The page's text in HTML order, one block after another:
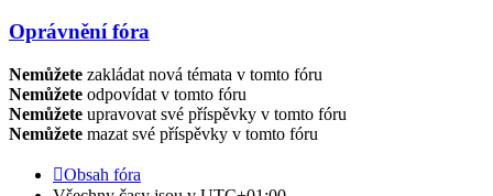
Oprávnění fóra
Nemůžete zakládat nová témata v tomto fóru
Nemůžete odpovídat v tomto fóru
Nemůžete upravovat své příspěvky v tomto fóru
Nemůžete mazat své příspěvky v tomto fóru
Obsah fóra